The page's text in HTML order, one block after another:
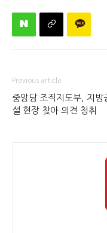
Previous article
중앙당 조직지도부, 지방
설 현장 찾아 의견 청취